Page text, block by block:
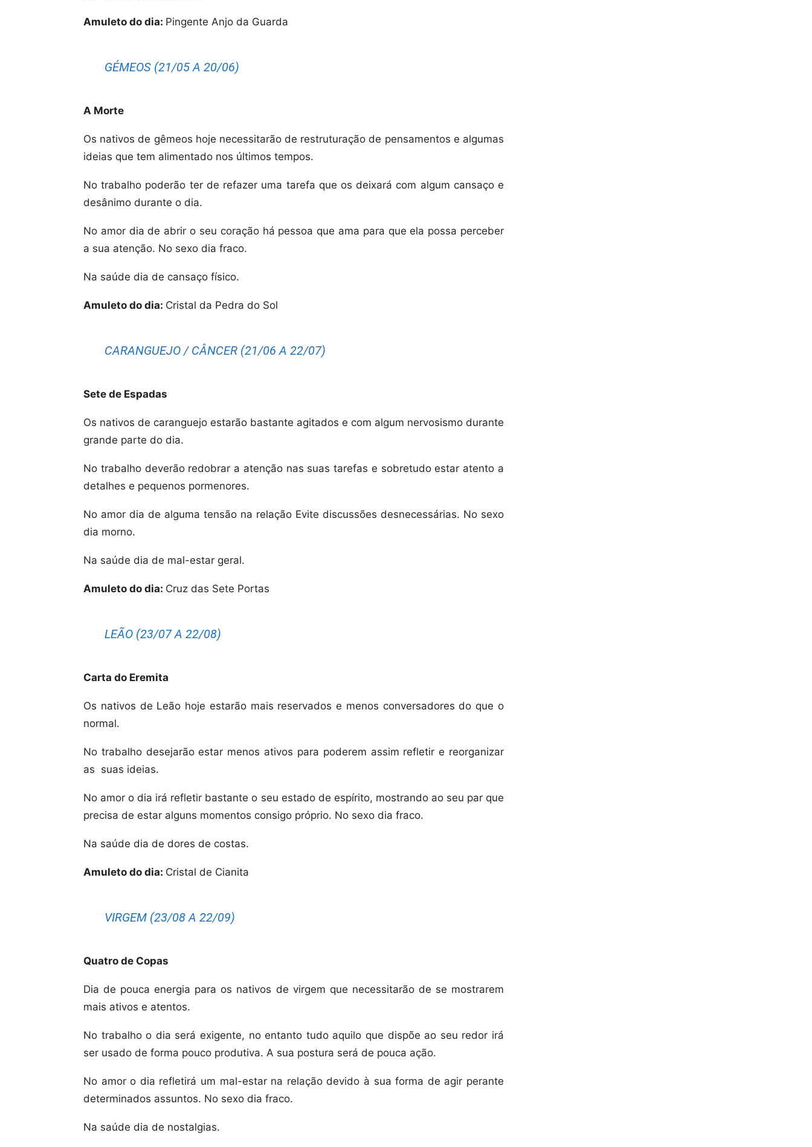
Amuleto do dia: Pingente Anjo da Guarda
GÉMEOS (21/05 A 20/06)
A Morte
Os nativos de gêmeos hoje necessitarão de restruturação de pensamentos e algumas
ideias que tem alimentado nos últimos tempos.
No trabalho poderão ter de refazer uma tarefa que os deixará com algum cansaço e
desânimo durante o dia.
No amor dia de abrir o seu coração há pessoa que ama para que ela possa perceber
a sua atenção. No sexo dia fraco.
Na saúde dia de cansaço físico.
Amuleto do dia: Cristal da Pedra do Sol
CARANGUEJO / CÂNCER (21/06 A 22/07)
Sete de Espadas
Os nativos de caranguejo estarão bastante agitados e com algum nervosismo durante
grande parte do dia.
No trabalho deverão redobrar a atenção nas suas tarefas e sobretudo estar atento a
detalhes e pequenos pormenores.
No amor dia de alguma tensão na relação Evite discussões desnecessárias. No sexo
dia morno.
Na saúde dia de mal-estar geral.
Amuleto do dia: Cruz das Sete Portas
LEÃO (23/07 A 22/08)
Carta do Eremita
Os nativos de Leão hoje estarão mais reservados e menos conversadores do que o
normal.
No trabalho desejarão estar menos ativos para poderem assim refletir e reorganizar
as suas ideias.
No amor o dia irá refletir bastante o seu estado de espírito, mostrando ao seu par que
precisa de estar alguns momentos consigo próprio. No sexo dia fraco.
Na saúde dia de dores de costas.
Amuleto do dia: Cristal de Cianita
VIRGEM (23/08 A 22/09)
Quatro de Copas
Dia de pouca energia para os nativos de virgem que necessitarão de se mostrarem
mais ativos e atentos.
No trabalho o dia será exigente, no entanto tudo aquilo que dispõe ao seu redor irá
ser usado de forma pouco produtiva. A sua postura será de pouca ação.
No amor o dia refletirá um mal-estar na relação devido à sua forma de agir perante
determinados assuntos. No sexo dia fraco.
Na saúde dia de nostalgias.